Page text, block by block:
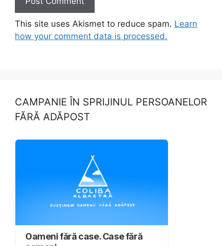
This site uses Akismet to reduce spam. Learn
how your comment data is processed.
CAMPANIE ÎN SPRIJINUL PERSOANELOR
FĂRĂ ADĂPOST